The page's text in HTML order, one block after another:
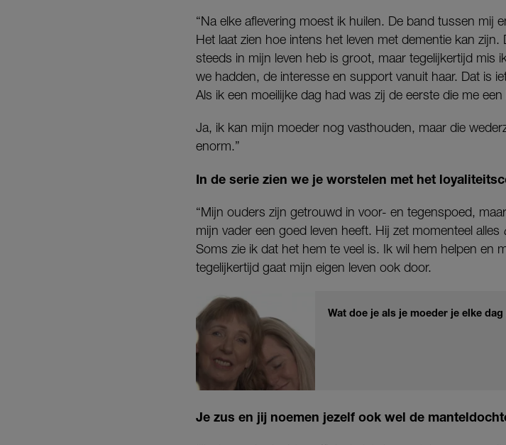
“Na elke aflevering moest ik huilen. De band tussen mij
Het laat zien hoe intens het leven met dementie kan
steeds in mijn leven heb is groot, maar tegelijkertijd mis
we hadden, de interesse en support vanuit haar. Dat is
Als ik een moeilijke dag had was zij de eerste die me
Ja, ik kan mijn moeder nog vasthouden, maar die
enorm.”
In de serie zien we je worstelen met het
“Mijn ouders zijn getrouwd in voor- en tegenspoed,
mijn vader een goed leven heeft. Hij zet momenteel alles
Soms zie ik dat het hem te veel is. Ik wil hem helpen en
tegelijkertijd gaat mijn eigen leven ook door.
Wat doe je als je moeder je elke
Je zus en jij noemen jezelf ook wel de